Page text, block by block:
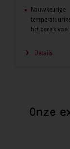
Nauwkeurige
het bereik van
Details
Onze